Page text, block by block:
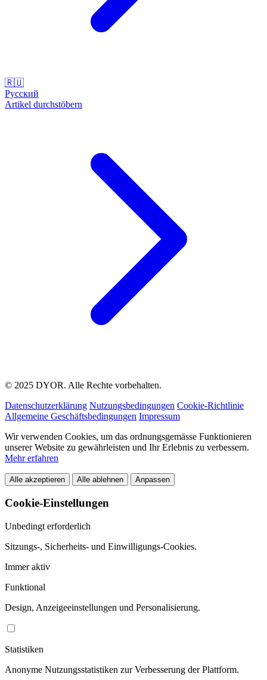
🇷🇺
Русский
Artikel durchstöbern
© 2025 DYOR. Alle Rechte vorbehalten.
Datenschutzerklärung Nutzungsbedingungen Cookie-Richtlinie
Allgemeine Geschäftsbedingungen Impressum
Wir verwenden Cookies, um das ordnungsgemässe Funktionieren
unserer Website zu gewährleisten und Ihr Erlebnis zu verbessern.
Mehr erfahren
Alle akzeptieren Alle ablehnen Anpassen
Cookie-Einstellungen
Unbedingt erforderlich
Sitzungs-, Sicherheits- und Einwilligungs-Cookies.
Immer aktiv
Funktional
Design, Anzeigeeinstellungen und Personalisierung.
Statistiken
Anonyme Nutzungsstatistiken zur Verbesserung der Plattform.